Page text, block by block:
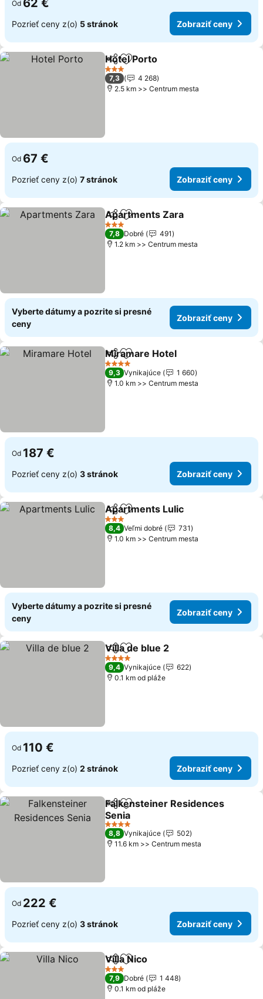
Od 62 €
Pozrieť ceny z(o) 5 stránok Zobraziť ceny
ZdieľaťPridať do obľúbených
Hotel Porto
3 Počet hviezdičiek
7,3
4 268
2.5 km >> Centrum mesta
Od 67 €
Pozrieť ceny z(o) 7 stránok Zobraziť ceny
ZdieľaťPridať do obľúbených
Apartments Zara
3 Počet hviezdičiek
7,8 Dobré
491
1.2 km >> Centrum mesta
Vyberte dátumy a pozrite si presné
ceny
Zobraziť ceny
ZdieľaťPridať do obľúbených
Miramare Hotel
4 Počet hviezdičiek
9,3 Vynikajúce
1 660
1.0 km >> Centrum mesta
Od 187 €
Pozrieť ceny z(o) 3 stránok Zobraziť ceny
ZdieľaťPridať do obľúbených
Apartments Lulic
3 Počet hviezdičiek
8,4 Veľmi dobré
731
1.0 km >> Centrum mesta
Vyberte dátumy a pozrite si presné
ceny
Zobraziť ceny
ZdieľaťPridať do obľúbených
Villa de blue 2
4 Počet hviezdičiek
9,4 Vynikajúce
622
0.1 km od pláže
Od 110 €
Pozrieť ceny z(o) 2 stránok Zobraziť ceny
ZdieľaťPridať do obľúbených
Falkensteiner Residences
Senia
4 Počet hviezdičiek
8,8 Vynikajúce
502
11.6 km >> Centrum mesta
Od 222 €
Pozrieť ceny z(o) 3 stránok Zobraziť ceny
ZdieľaťPridať do obľúbených
Villa Nico
3 Počet hviezdičiek
7,9 Dobré
1 448
0.1 km od pláže